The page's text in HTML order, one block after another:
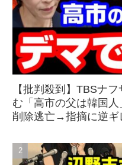
【批判殺到】TBSナ
む「高市の父は韓国
削除逃亡→指摘に逆ギ